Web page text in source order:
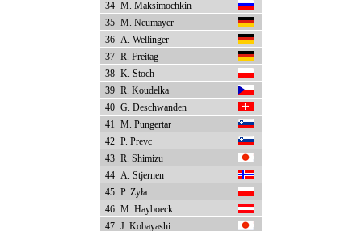
34 M. Maksimochkin
35 M. Neumayer
36 A. Wellinger
37 R. Freitag
38 K. Stoch
39 R. Koudelka
40 G. Deschwanden
41 M. Pungertar
42 P. Prevc
43 R. Shimizu
44 A. Stjernen
45 P. Żyła
46 M. Hayboeck
47 J. Kobayashi